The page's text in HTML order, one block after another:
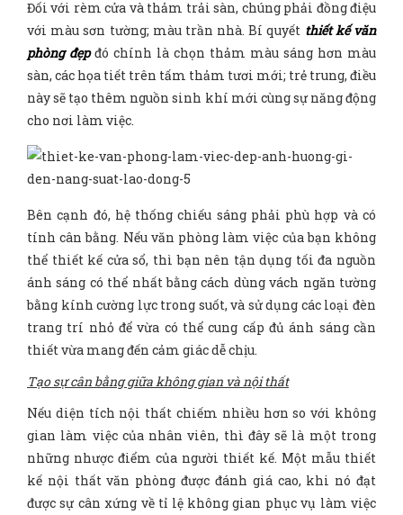
Đối với rèm cửa và thảm trải sàn, chúng phải đồng điệu
với màu sơn tường; màu trần nhà. Bí quyết thiết kế văn
phòng đẹpđó chính là chọn thảm màu sáng hơn màu
sàn, các họa tiết trên tấm thảm tươi mới; trẻ trung, điều
này sẽ tạo thêm nguồn sinh khí mới cùng sự năng động
cho nơi làm việc.
Bên cạnh đó, hệ thống chiếu sáng phải phù hợp và có
tính cân bằng. Nếu văn phòng làm việc của bạn không
thể thiết kế cửa sổ, thì bạn nên tận dụng tối đa nguồn
ánh sáng có thể nhất bằng cách dùng vách ngăn tường
bằng kính cường lực trong suốt, và sử dụng các loại đèn
trang trí nhỏ để vừa có thể cung cấp đủ ánh sáng cần
thiết vừa mang đến cảm giác dễ chịu.
Tạo sự cân bằng giữa không gian và nội thất
Nếu diện tích nội thất chiếm nhiều hơn so với không
gian làm việc của nhân viên, thì đây sẽ là một trong
những nhược điểm của người thiết kế. Một mẫu thiết
kế nội thất văn phòng được đánh giá cao, khi nó đạt
được sự cân xứng về tỉ lệ không gian phục vụ làm việc